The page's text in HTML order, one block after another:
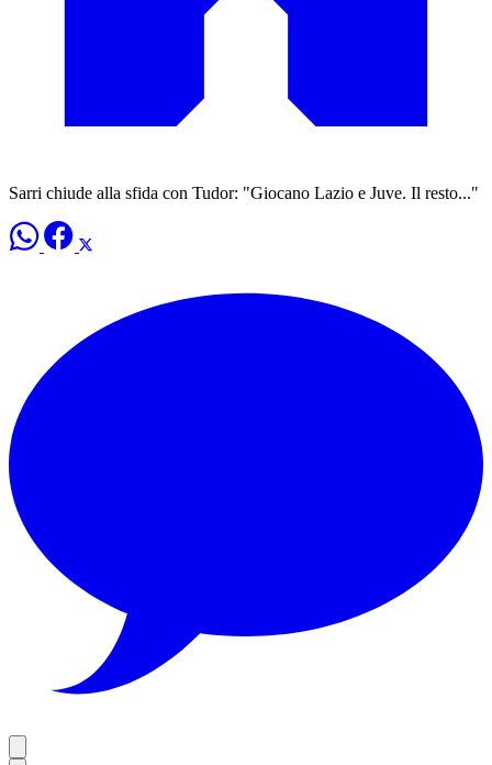
Sarri chiude alla sfida con Tudor: "Giocano Lazio e Juve. Il resto..."